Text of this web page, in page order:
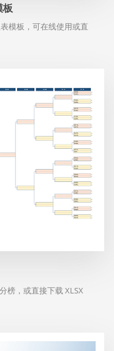
板
模板，可在线使用或直
榜，或直接下载 XLSX